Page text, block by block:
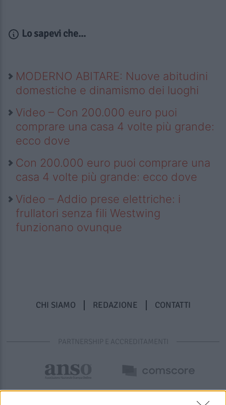
Lo sapevi che...
MODERNO ABITARE: Nuove abitudini
domestiche e dinamismo dei luoghi
Video – Con 200.000 euro puoi
comprare una casa 4 volte più grande:
ecco dove
Con 200.000 euro puoi comprare una
casa 4 volte più grande: ecco dove
Video – Addio prese elettriche: i
frullatori senza fili Westwing
funzionano ovunque
CHI SIAMO REDAZIONE CONTATTI
PARTNERSHIP E ACCREDITAMENTI